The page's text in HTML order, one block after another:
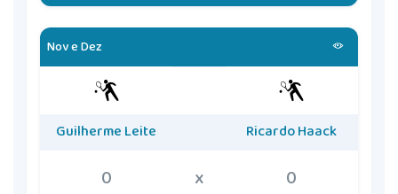
Nov e Dez
Guilherme Leite Ricardo Haack
0 x
0